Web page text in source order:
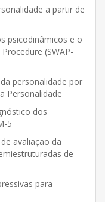
a partir de
psicodinâmicos e o
(SWAP-
personalidade por
Personalidade
dos
5
avaliação da
de
para